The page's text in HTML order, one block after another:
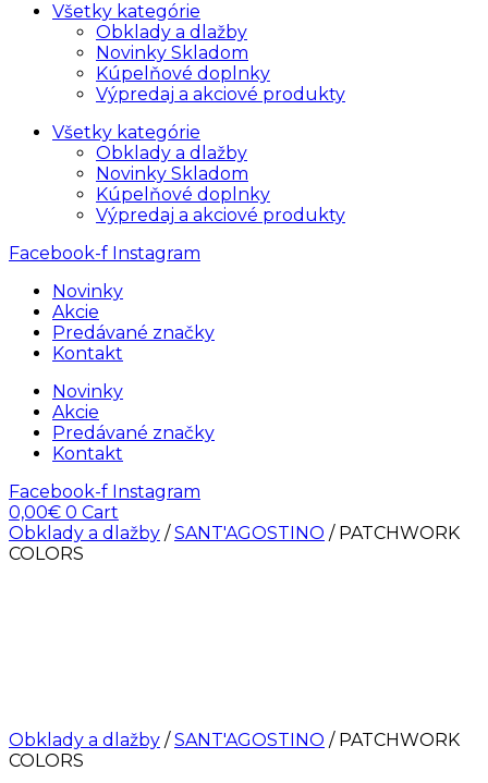
Všetky kategórie
Obklady a dlažby
Novinky Skladom
Kúpelňové doplnky
Výpredaj a akciové produkty
Všetky kategórie
Obklady a dlažby
Novinky Skladom
Kúpelňové doplnky
Výpredaj a akciové produkty
Facebook-f Instagram
Novinky
Akcie
Predávané značky
Kontakt
Novinky
Akcie
Predávané značky
Kontakt
Facebook-f Instagram
0,00€ 0 Cart
Obklady a dlažby /SANT'AGOSTINO / PATCHWORK
COLORS
Obklady a dlažby /SANT'AGOSTINO / PATCHWORK
COLORS